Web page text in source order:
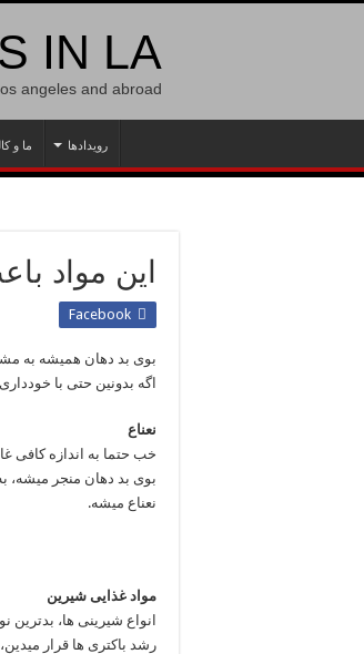
IN LA
angeles and abroad
رویدادها ما و
این مواد
Facebook
بوی بد دهان همیشه به
اگه بدونین حتی با
نعناع
خب حتما به اندازه کافی
بوی بد دهان منجر میشه،
نعناع میشه.
مواد غذایی شیرین
انواع شیرینی ها،
رشد باکتری ها قرار